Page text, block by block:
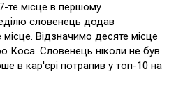
те місце в першому
словенець додав
Відзначимо десяте місце
Коса. Словенець ніколи не був
в кар'єрі потрапив у топ-10 на